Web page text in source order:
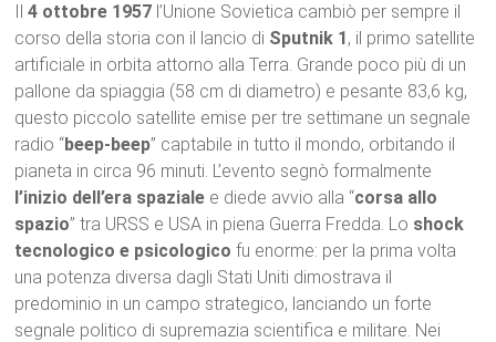
Il4 ottobre 1957 l’Unione Sovietica cambiò per sempre il
corso della storia con il lancio di Sputnik 1, il primo satellite
artificiale in orbita attorno alla Terra. Grande poco più di un
pallone da spiaggia (58 cm di diametro) e pesante 83,6 kg,
questo piccolo satellite emise per tre settimane un segnale
radio “beep-beep” captabile in tutto il mondo, orbitando il
pianeta in circa 96 minuti. L’evento segnò formalmente
l’inizio dell’era spaziale e diede avvio alla “corsa allo
spazio” tra URSS e USA in piena Guerra Fredda. Lo shock
tecnologico e psicologico fu enorme: per la prima volta
una potenza diversa dagli Stati Uniti dimostrava il
predominio in un campo strategico, lanciando un forte
segnale politico di supremazia scientifica e militare. Nei